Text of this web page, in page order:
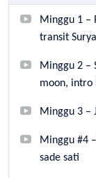
Minggu 1 –
transit Surya
Minggu 2 –
moon, intro
Minggu 3 –
Minggu #4
sade sati